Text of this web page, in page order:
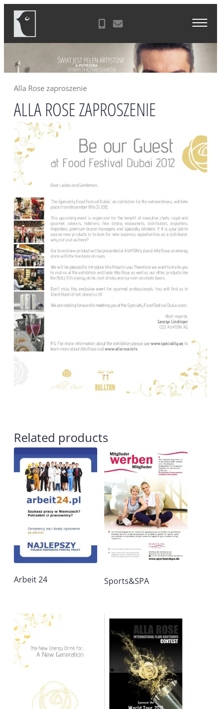
Skip
content
Agencja Reklamowa Zielona Góra
Alla Rose zaproszenie
ALLA ROSE ZAPROSZENIE
Related products
Arbeit 24 Sports&SPA